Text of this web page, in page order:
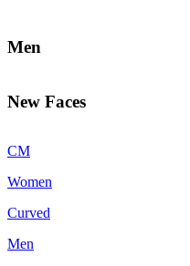
Men
New Faces
CM
Women
Curved
Men